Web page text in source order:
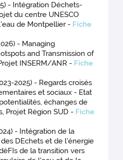
- Intégration Déchets-
du centre UNESCO
de Montpellier - Fiche
- Managing
and Transmission of
INSERM/ANR - Fiche
2025) - Regards croisés
et sociaux - Etat
échanges de
Projet Région SUD - Fiche
- Intégration de la
DEchets et de l'énergie
de la transition vers